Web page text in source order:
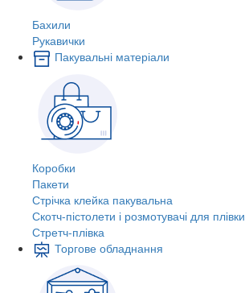
Бахили
Рукавички
Пакувальні матеріали
Коробки
Пакети
Стрічка клейка пакувальна
Скотч-пістолети і розмотувачі для плівки
Стретч-плівка
Торгове обладнання